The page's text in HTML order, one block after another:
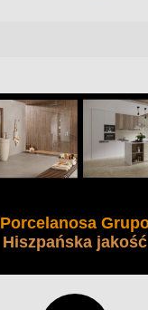
Porcelanosa
Hiszpańska jakość